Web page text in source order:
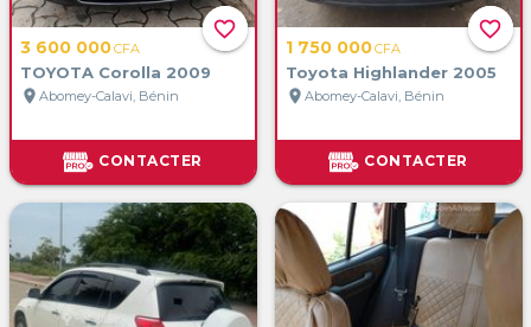
favorite_border
3 600 000CFA
TOYOTA Corolla 2009
location_on Abomey-Calavi, Bénin
CONTACTER
favorite_border
1 750 000CFA
Toyota Highlander 2005
location_on Abomey-Calavi, Bénin
CONTACTER